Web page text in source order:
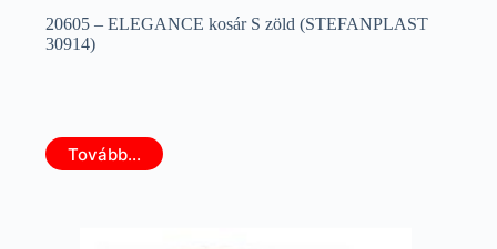
20605 – ELEGANCE kosár S zöld (STEFANPLAST
30914)
Tovább...